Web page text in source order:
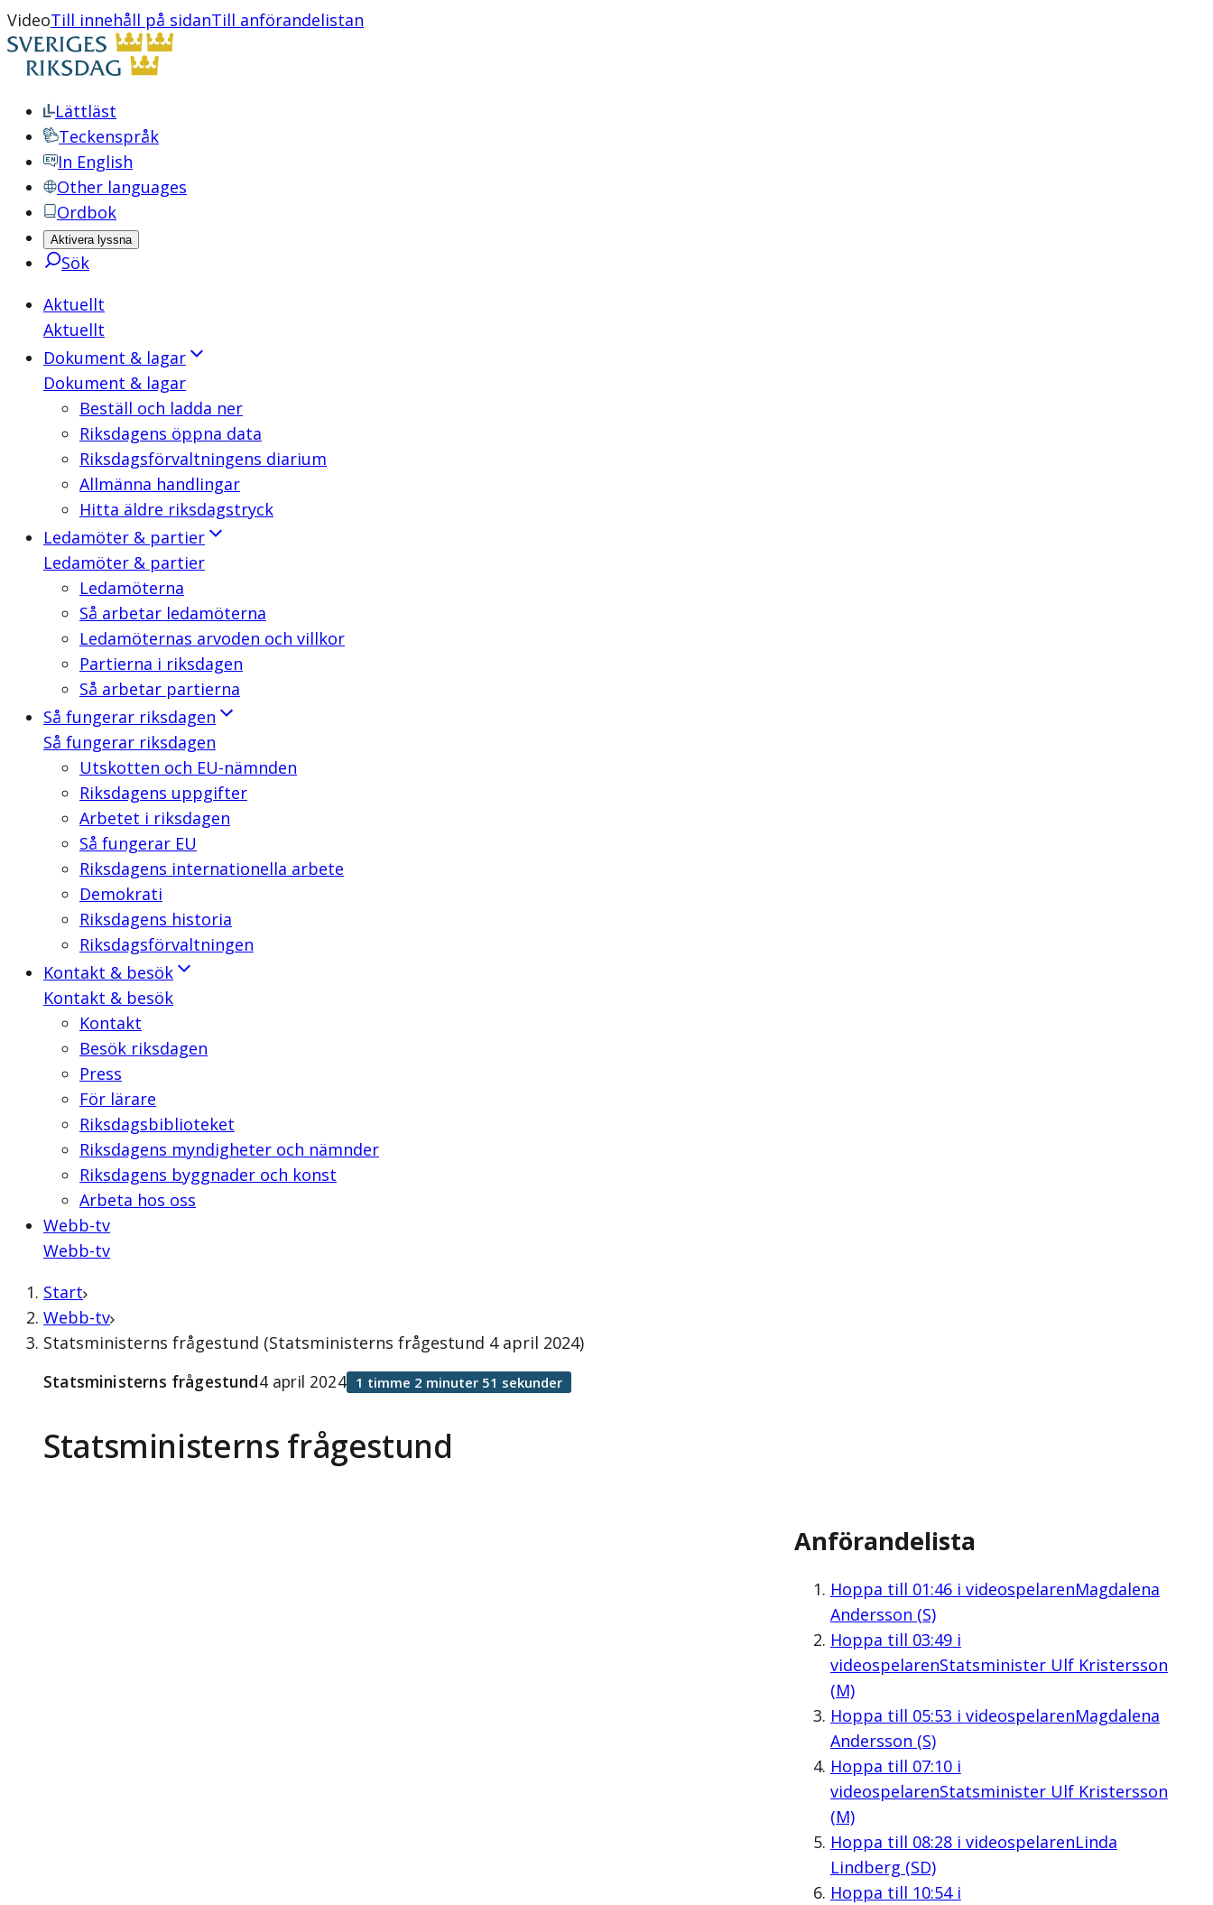
VideoTill innehåll på sidanTill anförandelistan
Lättläst
Teckenspråk
In English
Other languages
Ordbok
Aktivera lyssna
Sök
Aktuellt
Aktuellt
Dokument & lagar
Dokument & lagar
Beställ och ladda ner
Riksdagens öppna data
Riksdagsförvaltningens diarium
Allmänna handlingar
Hitta äldre riksdagstryck
Ledamöter & partier
Ledamöter & partier
Ledamöterna
Så arbetar ledamöterna
Ledamöternas arvoden och villkor
Partierna i riksdagen
Så arbetar partierna
Så fungerar riksdagen
Så fungerar riksdagen
Utskotten och EU-nämnden
Riksdagens uppgifter
Arbetet i riksdagen
Så fungerar EU
Riksdagens internationella arbete
Demokrati
Riksdagens historia
Riksdagsförvaltningen
Kontakt & besök
Kontakt & besök
Kontakt
Besök riksdagen
Press
För lärare
Riksdagsbiblioteket
Riksdagens myndigheter och nämnder
Riksdagens byggnader och konst
Arbeta hos oss
Webb-tv
Webb-tv
Start
Webb-tv
Statsministerns frågestund (Statsministerns frågestund 4 april 2024)
Statsministerns frågestund
Statsministerns frågestund4 april 2024 1 timme 2 minuter 51 sekunder
Anförandelista
Hoppa till 01:46i videospelarenMagdalena
Andersson (S)
Hoppa till 03:49i
videospelarenStatsminister Ulf Kristersson
(M)
Hoppa till 05:53 i videospelarenMagdalena
Andersson (S)
Hoppa till 07:10i
videospelarenStatsminister Ulf Kristersson
(M)
Hoppa till 08:28i videospelarenLinda
Lindberg (SD)
Hoppa till 10:54i